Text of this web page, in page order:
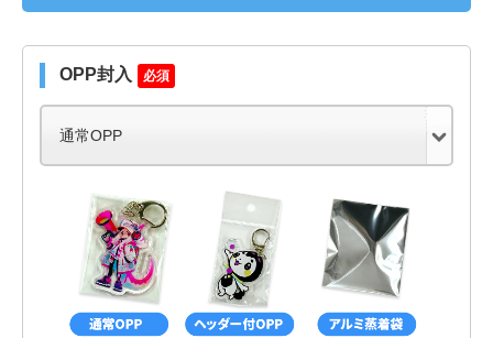
OPP封入 必須